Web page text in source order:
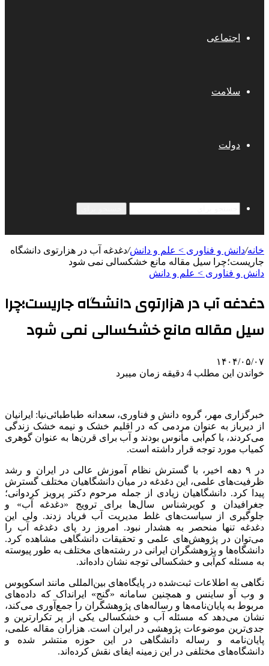
اجتماعی
سلامت
دولت
خانه/دانش و فناوری > علم و دانش/دغدغه آب در هزارتوی دانشگاه
جاریست؛چرا سیل مقاله مانع خشکسالی نمی شود
دانش و فناوری > علم و دانش
دغدغه آب در هزارتوی دانشگاه جاریست؛چرا
سیل مقاله مانع خشکسالی نمی شود
۱۴۰۴/۰۵/۰۷
خواندن این مطلب 4 دقیقه زمان میبرد
خبرگزاری مهر، گروه دانش و فناوری، سعدانه طباطبائی‌نیا: ایرانیان
از دیرباز به عنوان مردمی که در اقلیم خشک و نیمه خشک زندگی
می‌کردند، با کم‌آبی مأنوس بودند و آب برای قرن‌ها به عنوان گوهری
کمیاب مورد توجه قرار داشته است.
در ۹ دهه اخیر، با گسترش نظام آموزش عالی در ایران و رشد
ظرفیت‌های علمی، این دغدغه در میان دانشگاهیان مختلف گسترش
پیدا کرد. دانشگاهیان زیادی از جمله مرحوم دکتر پرویز کردوانی؛
جغرافیدان وکویرشناس سال‌ها برای ترویج «دغدغه آب» و
جلوگیری از سیاست‌های غلط مدیریت آب فریاد زدند. ولی این
دغدغه تنها منحصر به هشدار نبود. امروز رد پای دغدغه آب را
می‌توان در پژوهش‌های علمی و تحقیقات دانشگاهی مشاهده کرد.
دانشگاه‌ها و پژوهشگران ایرانی در رشته‌های مختلف به طور پیوسته
به مسئله کم‌آبی و خشکسالی توجه نشان داده‌اند.
نگاهی به اطلاعات ثبت‌شده در پایگاه‌های بین‌المللی مانند اسکوپوس
و وب
آو ساینس و همچنین سامانه «گنج» ایرانداک که داده‌های
مربوط به پایان‌نامه‌ها و رساله‌های پژوهشگران را جمع‌آوری می‌کند،
نشان می‌دهد که مسئله آب و خشکسالی یکی از پرتکرارترین و
جدی‌ترین موضوعات پژوهشی در ایران است. هزاران مقاله علمی،
پایان‌نامه و رساله دانشگاهی در این حوزه منتشر شده و
دانشگاه‌های مختلفی در این زمینه ایفای نقش کرده‌اند.